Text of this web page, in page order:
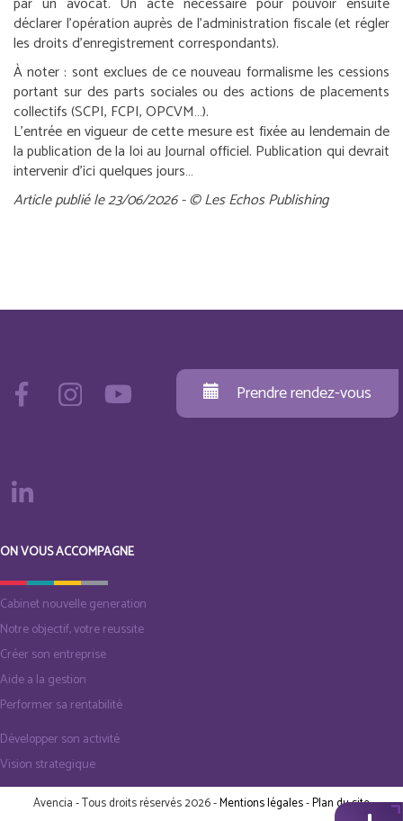
déclarer l’opération auprès de l’administration fiscale (et régler
les droits d’enregistrement correspondants).
À noter : sont exclues de ce nouveau formalisme les cessions
portant sur des parts sociales ou des actions de placements
collectifs (SCPI, FCPI, OPCVM…).
L’entrée en vigueur de cette mesure est fixée au lendemain de
la publication de la loi au Journal officiel. Publication qui devrait
intervenir d’ici quelques jours…
Article publié le 23/06/2026 - © Les Echos Publishing
Prendre rendez-vous
ON VOUS ACCOMPAGNE
Cabinet nouvelle generation
Notre objectif, votre reussite
Créer son entreprise
Aide a la gestion
Performer sa rentabilité
Développer son activité
Vision strategique
Avencia - Tous droits réservés 2026 -Mentions légales-Plan du site